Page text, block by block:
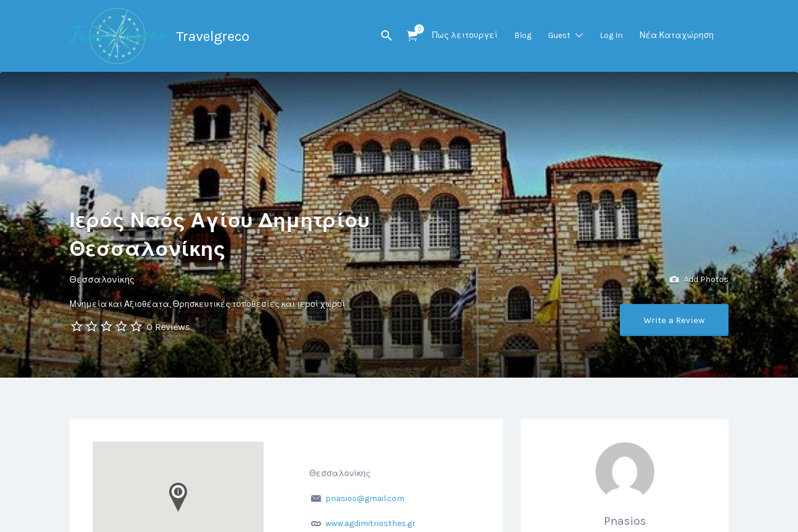
Travelgreco 0
Πως λειτουργεί Blog Guest Log In Νέα Καταχώρηση
Ιερός Ναός Αγίου Δημητρίου
Θεσσαλονίκης
Θεσσαλονίκης
Μνημεία και Αξιοθέατα Θρησκευτικές τοποθεσίες και ιεροί χώροι
0 Reviews
Add Photos
Write a Review
Θεσσαλονίκης
pnasios@gmail.com
www.agdimitriosthes.gr Pnasios